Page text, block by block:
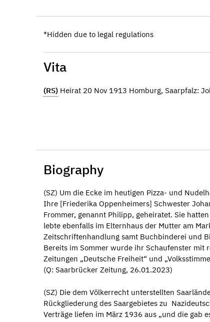
*Hidden due to legal regulations
Vita
(RS) Heirat 20 Nov 1913 Homburg, Saarpfalz:
Biography
(SZ) Um die Ecke im heutigen Pizza- und
Ihre [Friederika Oppenheimers] Schwester
Frommer, genannt Philipp, geheiratet. Sie
lebte ebenfalls im Elternhaus der Mutter am
Zeitschriftenhandlung samt Buchbinderei und
Bereits im Sommer wurde ihr Schaufenster mit
Zeitungen „Deutsche Freiheit“ und
(Q: Saarbrücker Zeitung, 26.01.2023)
(SZ) Die dem Völkerrecht unterstellten
Rückgliederung des Saargebietes zu
Verträge liefen im März 1936 aus „und die gab